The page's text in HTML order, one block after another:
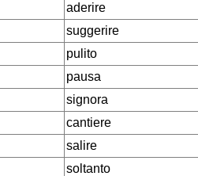
aderire
suggerire
pulito
pausa
signora
cantiere
salire
soltanto